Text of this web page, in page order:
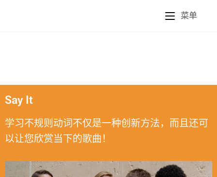
菜单
Say It
学习不规则动词不仅是一种创新方法，而且还可
以让您欣赏当下的歌曲！